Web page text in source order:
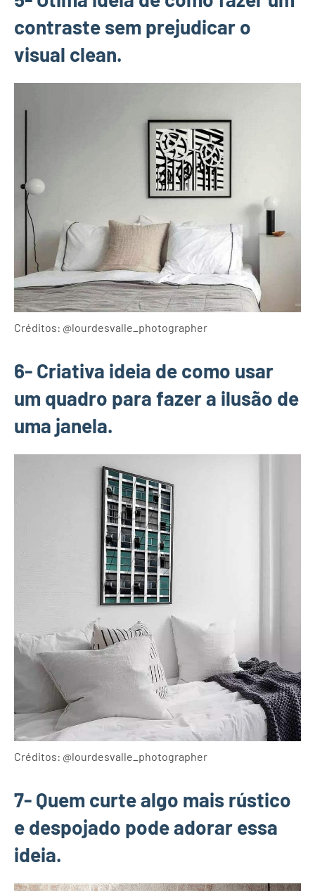
contraste sem prejudicar o
visual clean.
Créditos: @lourdesvalle_photographer
6- Criativa ideia de como usar
um quadro para fazer a ilusão de
uma janela.
Créditos: @lourdesvalle_photographer
7- Quem curte algo mais rústico
e despojado pode adorar essa
ideia.